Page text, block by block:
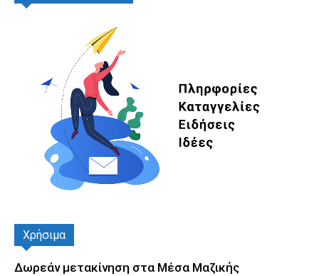
Χρήσιμα
Δωρεάν μετακίνηση στα Μέσα Μαζικής